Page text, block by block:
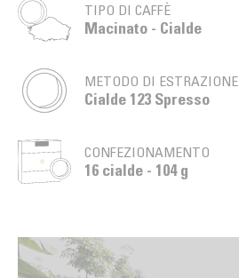
TIPO DI CAFFÈ
Macinato - Cialde
METODO DI ESTRAZIONE
Cialde 123 Spresso
CONFEZIONAMENTO
16 cialde - 104 g